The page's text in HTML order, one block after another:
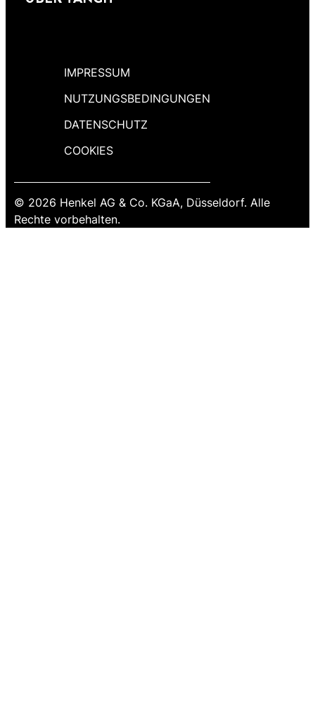
IMPRESSUM
NUTZUNGSBEDINGUNGEN
DATENSCHUTZ
COOKIES
© 2026 Henkel AG & Co. KGaA, Düsseldorf. Alle
Rechte vorbehalten.